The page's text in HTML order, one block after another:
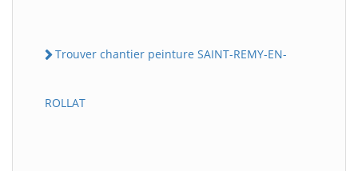
Trouver chantier peinture SAINT-REMY-EN-
ROLLAT